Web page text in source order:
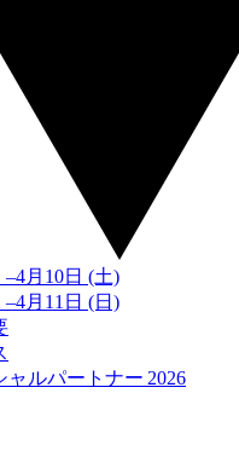
–4月10日 (土)
–4月11日 (日)
ャ ルパート ナー 2026